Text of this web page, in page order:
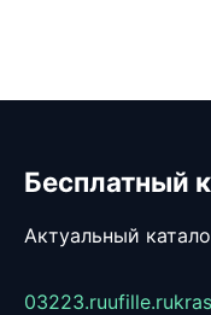
Бесплатный
Актуальный
03223.ruufille.ru